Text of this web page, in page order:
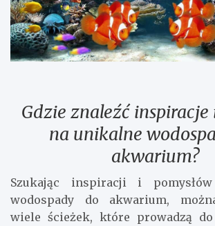
Gdzie znaleźć inspiracje
na unikalne
akwarium?
Szukając inspiracji i
wodospady do akwarium,
wiele ścieżek, które prowadzą do